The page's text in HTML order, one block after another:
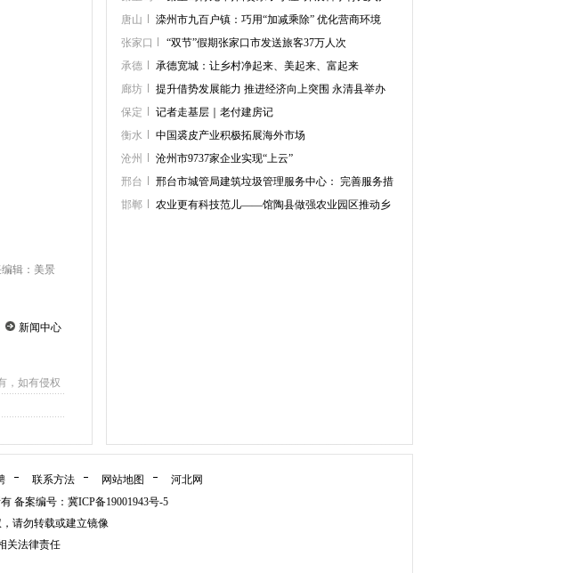
辑：美景
新闻中心
，如有侵权
唐山
滦州市九百户镇：巧用“加减乘除” 优化营商环境
张家口
“双节”假期张家口市发送旅客37万人次
承德
承德宽城：让乡村净起来、美起来、富起来
廊坊
提升借势发展能力 推进经济向上突围 永清县举办
保定
记者走基层｜老付建房记
衡水
中国裘皮产业积极拓展海外市场
沧州
沧州市9737家企业实现“上云”
邢台
邢台市城管局建筑垃圾管理服务中心： 完善服务措
邯郸
农业更有科技范儿——馆陶县做强农业园区推动乡
联系方法 网站地图
河北网
备案编号： 冀ICP备19001943号-5
请勿转载或建立镜像
关法律责任